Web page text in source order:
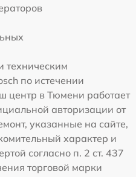
техническим
по истечении
центр в Тюмени работает
авторизации от
указанные на сайте,
характер и
согласно п. 2 ст. 437
торговой марки